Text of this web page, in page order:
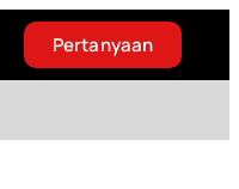
Pertanyaan